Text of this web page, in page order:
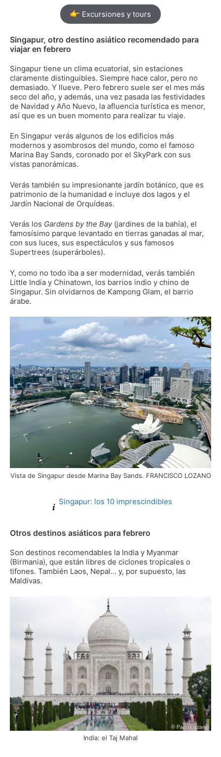
Excursiones y tours
Singapur, otro destino asiático recomendado para
viajar en febrero
Singapur tiene un clima ecuatorial, sin estaciones
claramente distinguibles. Siempre hace calor, pero no
demasiado. Y llueve. Pero febrero suele ser el mes más
seco del año, y además, una vez pasada las festividades
de Navidad y Año Nuevo, la afluencia turística es menor,
así que es un buen momento para realizar tu viaje.
En Singapur verás algunos de los edificios más
modernos y asombrosos del mundo, como el famoso
Marina Bay Sands, coronado por el SkyPark con sus
vistas panorámicas.
Verás también su impresionante jardín botánico, que es
patrimonio de la humanidad e incluye dos lagos y el
Jardín Nacional de Orquídeas.
Verás los Gardens by the Bay(jardines de la bahía), el
famosísimo parque levantado en tierras ganadas al mar,
con sus luces, sus espectáculos y sus famosos
Supertrees (superárboles).
Y, como no todo iba a ser modernidad, verás también
Little India y Chinatown, los barrios indio y chino de
Singapur. Sin olvidarnos de Kampong Glam, el barrio
árabe.
Vista de Singapur desde Marina Bay Sands. FRANCISCO LOZANO
Singapur: los 10 imprescindibles
Otros destinos asiáticos para febrero
Son destinos recomendables la India y Myanmar
(Birmania), que están libres de ciclones tropicales o
tifones. También Laos, Nepal… y, por supuesto, las
Maldivas.
India: el Taj Mahal